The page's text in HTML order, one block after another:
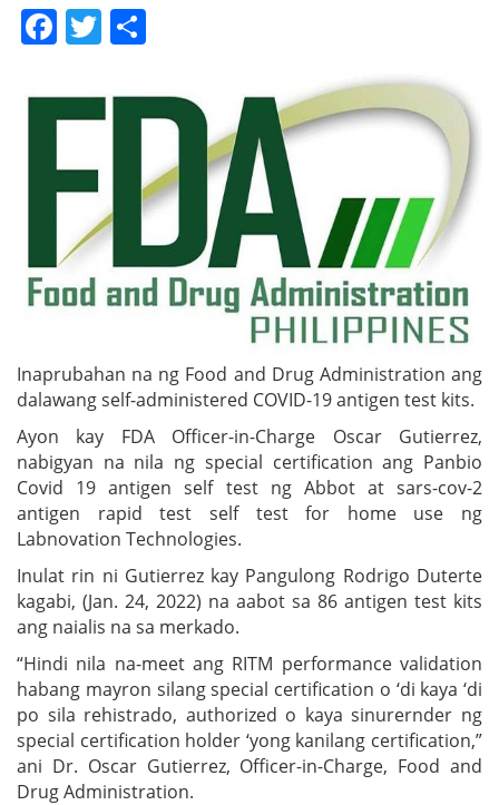
Facebook
Twitter
Inaprubahan na ng Food and Drug Administration ang
dalawang self-administered COVID-19 antigen test kits.
Ayon kay FDA Officer-in-Charge Oscar Gutierrez,
nabigyan na nila ng special certification ang Panbio
Covid 19 antigen self test ng Abbot at sars-cov-2
antigen rapid test self test for home use ng
Labnovation Technologies.
Inulat rin ni Gutierrez kay Pangulong Rodrigo Duterte
kagabi, (Jan. 24, 2022) na aabot sa 86 antigen test kits
ang naialis na sa merkado.
“Hindi nila na-meet ang RITM performance validation
habang mayron silang special certification o ‘di kaya ‘di
po sila rehistrado, authorized o kaya sinurernder ng
special certification holder ‘yong kanilang certification,”
ani Dr. Oscar Gutierrez, Officer-in-Charge, Food and
Drug Administration.